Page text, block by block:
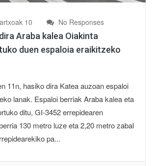
10 No Responses
Araba kalea Oiakinta
duen espaloia eraikitzeko
11n, hasiko dira Katea auzoan espaloi
lanak. Espaloi berriak Araba kalea eta
ditu, GI-3452 errepidearen
130 metro luze eta 2,20 metro zabal
pa...